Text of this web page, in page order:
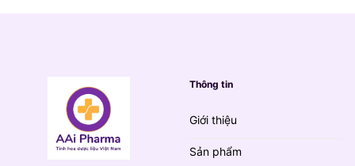
Thông tin
Giới thiệu
Sản phẩm